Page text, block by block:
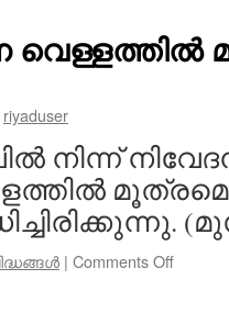
riyaduser
നിന്ന്
| Comments Offon